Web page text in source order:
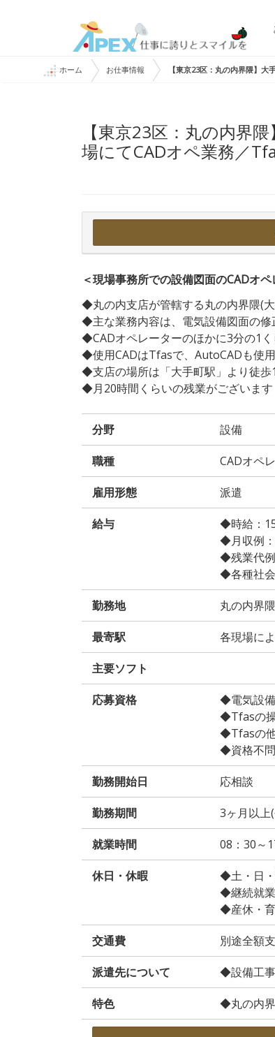
ホーム お仕事情報 【東京23区：丸の内界隈】
【東京23区：丸の内界
場にてCADオペ業務／
＜現場事務所での設備図面のCADオペ
◆丸の内支店が管轄する丸の内界隈(
◆主な業務内容は、電気設備図面の修
◆CADオペレーターのほかに3分の1
◆使用CADはTfasで、AutoCADも使
◆支店の場所は「大手町駅」より徒
◆月20時間くらいの残業がございます
分野 設備
職種 CADオペ
雇用形態 派遣
給与
◆時給：
◆月収例：
◆残業代
◆各種社
勤務地 丸の内界隈
最寄駅 各現場に
主要ソフト
応募資格
◆電気設
◆Tfasの
◆Tfasの
◆資格不
勤務開始日 応相談
勤務期間 3ヶ月以上
就業時間 08：30～
休日・休暇
◆土・日
◆継続就
◆産休・
交通費 別途全額
派遣先について ◆設備工
特色 ◆丸の内